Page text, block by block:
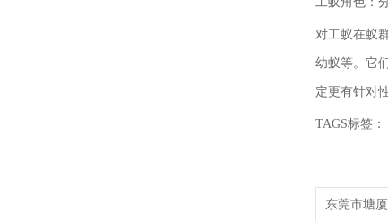
对工蚁在蚁
幼蚁等。它
定更有针对
TAGS标签：
东莞市塘